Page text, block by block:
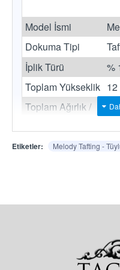
Model İsmi
Dokuma Tipi
İplik Türü
%
Toplam Yükseklik
Toplam Ağırlık /
Sırt Kaplama
Rulo eni 400cm
uzunluktan
Etiketler: Melody Tafting -